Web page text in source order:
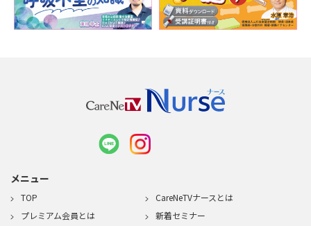
メニュー
TOP
CareNeTVナースとは
プレミアム会員とは
新着セミナー